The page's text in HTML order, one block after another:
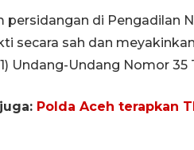
persidangan di Pengadilan
secara sah dan
Undang-Undang Nomor
Polda Aceh terapkan